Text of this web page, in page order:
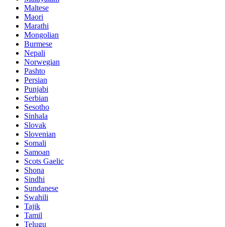
Maltese
Maori
Marathi
Mongolian
Burmese
Nepali
Norwegian
Pashto
Persian
Punjabi
Serbian
Sesotho
Sinhala
Slovak
Slovenian
Somali
Samoan
Scots Gaelic
Shona
Sindhi
Sundanese
Swahili
Tajik
Tamil
Telugu